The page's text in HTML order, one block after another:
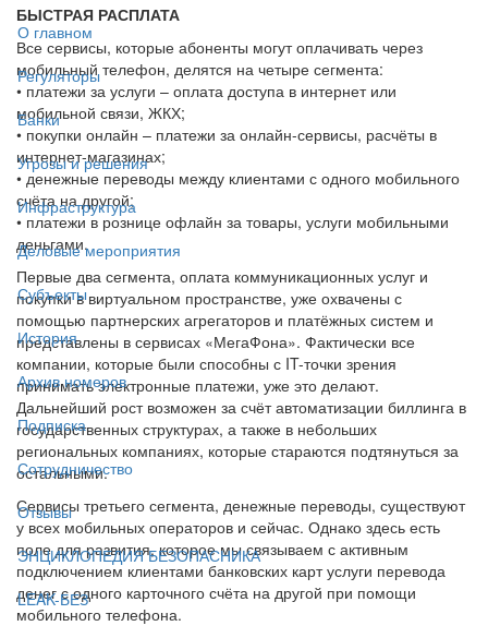
О главном
Регуляторы
Банки
Угрозы и решения
Инфраструктура
Деловые мероприятия
Субъекты
История
Архив номеров
Подписка
Сотрудничество
Отзывы
ЭНЦИКЛОПЕДИЯ БЕЗОПАСНИКА
LEAK-БЕЗ
БЫСТРАЯ РАСПЛАТА
Все сервисы, которые абоненты могут оплачивать через
мобильный телефон, делятся на четыре сегмента:
• платежи за услуги – оплата доступа в интернет или
мобильной связи, ЖКХ;
• покупки онлайн – платежи за онлайн-сервисы, расчёты в
интернет-магазинах;
• денежные переводы между клиентами с одного мобильного
счёта на другой;
• платежи в рознице офлайн за товары, услуги мобильными
деньгами.
Первые два сегмента, оплата коммуникационных услуг и
покупки в виртуальном пространстве, уже охвачены с
помощью партнерских агрегаторов и платёжных систем и
представлены в сервисах «МегаФона». Фактически все
компании, которые были способны с IT-точки зрения
принимать электронные платежи, уже это делают.
Дальнейший рост возможен за счёт автоматизации биллинга в
государственных структурах, а также в небольших
региональных компаниях, которые стараются подтянуться за
остальными.
Сервисы третьего сегмента, денежные переводы, существуют
у всех мобильных операторов и сейчас. Однако здесь есть
поле для развития, которое мы связываем с активным
подключением клиентами банковских карт услуги перевода
денег с одного карточного счёта на другой при помощи
мобильного телефона.